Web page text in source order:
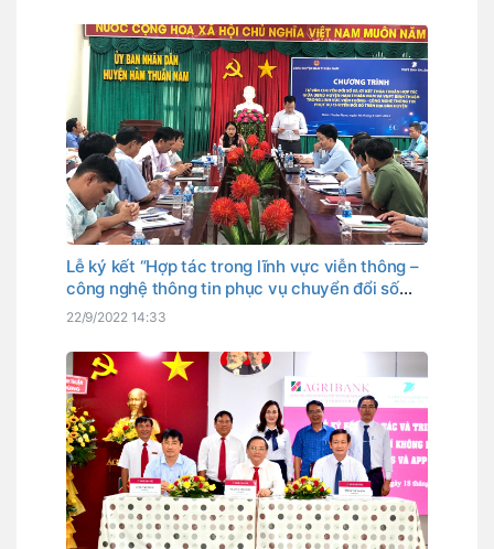
Lễ ký kết “Hợp tác trong lĩnh vực viễn thông –
công nghệ thông tin phục vụ chuyển đổi số
giữa UBND Huyện Hàm Thuận Nam và VNPT
22/9/2022 14:33